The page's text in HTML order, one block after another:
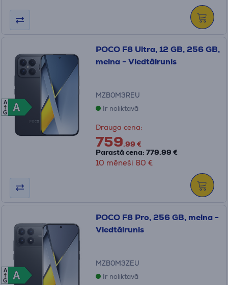
A
A
A
G
POCO F8 Ultra, 12 GB, 256 GB,
melna - Viedtālrunis
MZB0M3REU
Ir noliktavā
Drauga cena:
759.99 €
Parastā cena: 779.99 €
10 mēneši 80 €
A
A
A
G
POCO F8 Pro, 256 GB, melna -
Viedtālrunis
MZB0M3ZEU
Ir noliktavā